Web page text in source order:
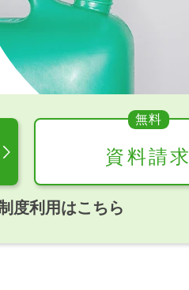
資料請求
度利用はこちら